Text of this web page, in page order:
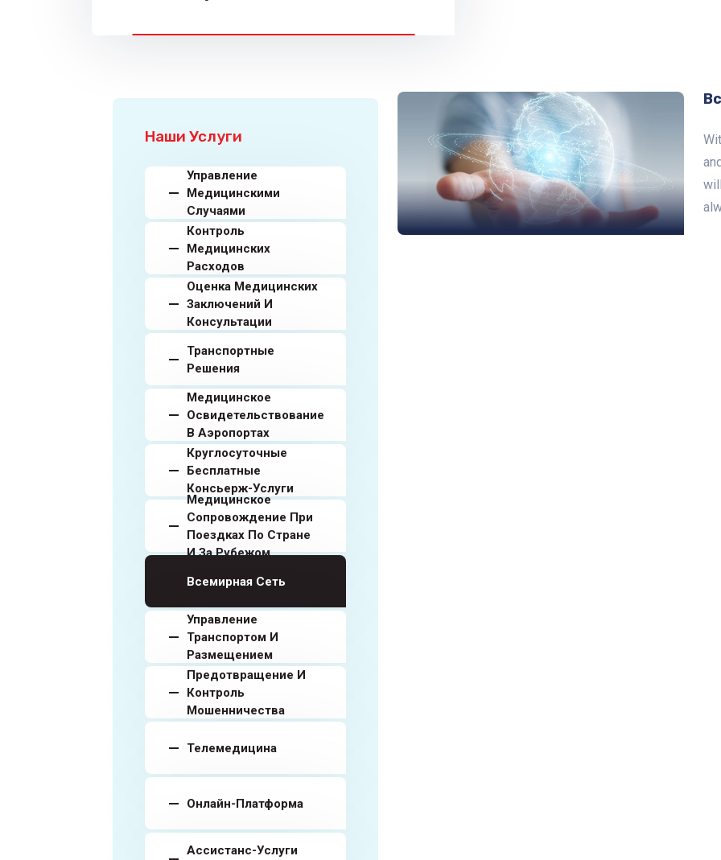
Наши Услуги
Управление
Медицинскими
Случаями
Контроль
Медицинских
Расходов
Оценка Медицинских
Заключений И
Консультации
Транспортные
Решения
Медицинское
Освидетельствование
В Аэропортах
Круглосуточные
Бесплатные
Консьерж-Услуги
Медицинское
Сопровождение При
Поездках По Стране
И За Рубежом
Всемирная Сеть
Управление
Транспортом И
Размещением
Предотвращение И
Контроль
Мошенничества
Телемедицина
Онлайн-Платформа
Ассистанс-Услуги